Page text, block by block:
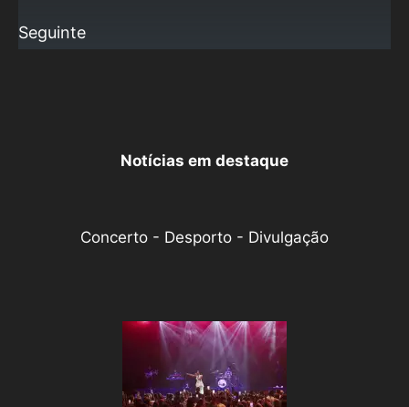
Seguinte
Notícias em destaque
Concerto - Desporto - Divulgação